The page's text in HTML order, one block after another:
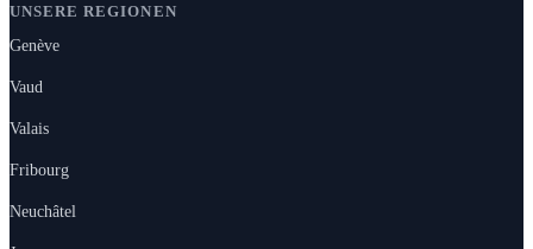
UNSERE REGIONEN
Genève
Vaud
Valais
Fribourg
Neuchâtel